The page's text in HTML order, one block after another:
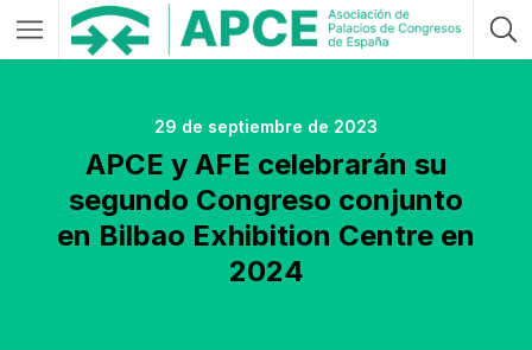
29 de septiembre de 2023
APCE y AFE celebrarán su
segundo Congreso conjunto
en Bilbao Exhibition Centre en
2024